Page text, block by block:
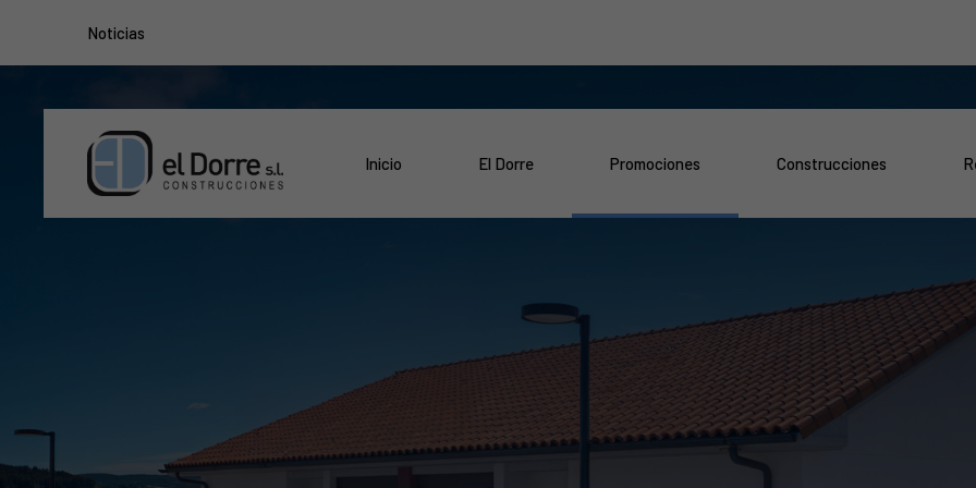
Noticias
El Dorre Inicio El Dorre Promociones Construcciones